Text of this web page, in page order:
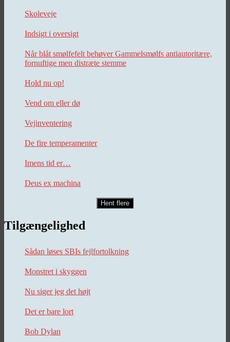
Skoleveje
Indsigt i oversigt
Når blåt smølfefelt behøver Gammelsmølfs antiautoritære,
fornuftige men distræte stemme
Hold nu op!
Vend om eller dø
Vejinventering
De fire temperamenter
Imens tid er…
Deus ex machina
Hent flere
Tilgængelighed
Sådan løses SBIs fejlfortolkning
Monstret i skyggen
Nu siger jeg det højt
Det er bare lort
Bob Dylan